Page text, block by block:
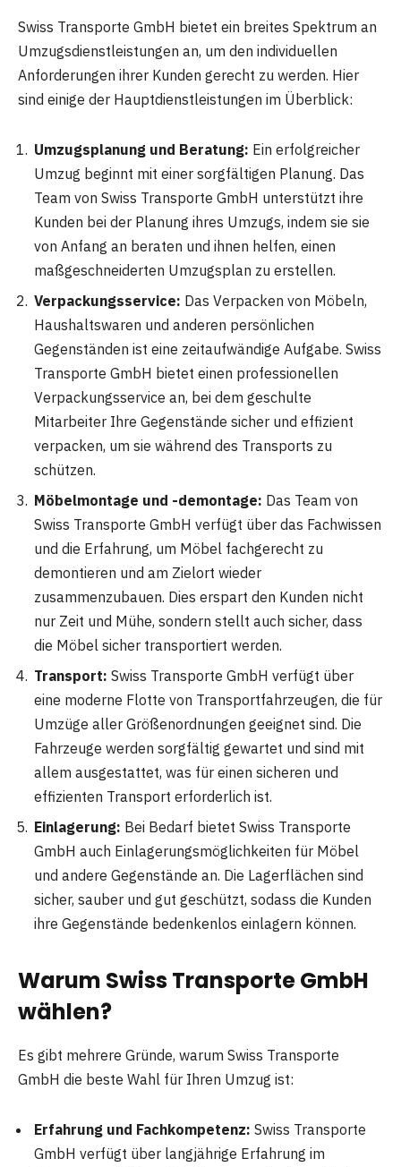
Swiss Transporte GmbH bietet ein breites Spektrum an
Umzugsdienstleistungen an, um den individuellen
Anforderungen ihrer Kunden gerecht zu werden. Hier
sind einige der Hauptdienstleistungen im Überblick:
Umzugsplanung und Beratung: Ein erfolgreicher
Umzug beginnt mit einer sorgfältigen Planung. Das
Team von Swiss Transporte GmbH unterstützt ihre
Kunden bei der Planung ihres Umzugs, indem sie sie
von Anfang an beraten und ihnen helfen, einen
maßgeschneiderten Umzugsplan zu erstellen.
Verpackungsservice: Das Verpacken von Möbeln,
Haushaltswaren und anderen persönlichen
Gegenständen ist eine zeitaufwändige Aufgabe. Swiss
Transporte GmbH bietet einen professionellen
Verpackungsservice an, bei dem geschulte
Mitarbeiter Ihre Gegenstände sicher und effizient
verpacken, um sie während des Transports zu
schützen.
Möbelmontage und -demontage: Das Team von
Swiss Transporte GmbH verfügt über das Fachwissen
und die Erfahrung, um Möbel fachgerecht zu
demontieren und am Zielort wieder
zusammenzubauen. Dies erspart den Kunden nicht
nur Zeit und Mühe, sondern stellt auch sicher, dass
die Möbel sicher transportiert werden.
Transport: Swiss Transporte GmbH verfügt über
eine moderne Flotte von Transportfahrzeugen, die für
Umzüge aller Größenordnungen geeignet sind. Die
Fahrzeuge werden sorgfältig gewartet und sind mit
allem ausgestattet, was für einen sicheren und
effizienten Transport erforderlich ist.
Einlagerung: Bei Bedarf bietet Swiss Transporte
GmbH auch Einlagerungsmöglichkeiten für Möbel
und andere Gegenstände an. Die Lagerflächen sind
sicher, sauber und gut geschützt, sodass die Kunden
ihre Gegenstände bedenkenlos einlagern können.
Warum Swiss Transporte GmbH
wählen?
Es gibt mehrere Gründe, warum Swiss Transporte
GmbH die beste Wahl für Ihren Umzug ist:
Erfahrung und Fachkompetenz: Swiss Transporte
GmbH verfügt über langjährige Erfahrung im